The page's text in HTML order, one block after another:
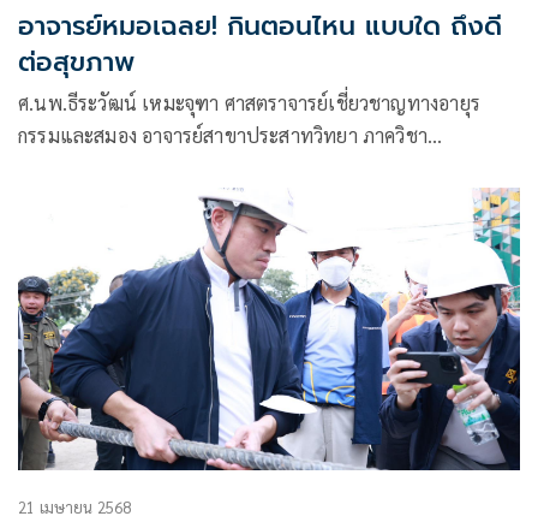
อาจารย์หมอเฉลย! กินตอนไหน แบบใด ถึงดี
ต่อสุขภาพ
ศ.นพ.ธีระวัฒน์ เหมะจุฑา ศาสตราจารย์เชี่ยวชาญทางอายุร
กรรมและสมอง อาจารย์สาขาประสาทวิทยา ภาควิชา
21 เมษายน 2568